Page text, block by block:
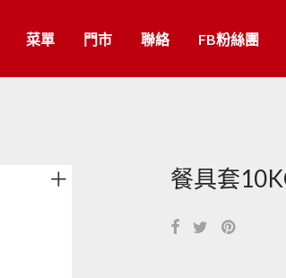
菜單 門市 聯絡 FB粉絲團
餐具套